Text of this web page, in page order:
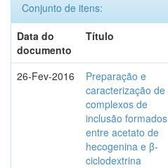
Conjunto de itens:
Data do
documento
Título
26-Fev-2016
Preparação e
caracterização de
complexos de
inclusão formados
entre acetato de
hecogenina e β-
ciclodextrina